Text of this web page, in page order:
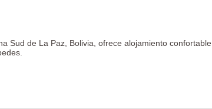
Sud de La Paz, Bolivia, ofrece alojamiento confortable